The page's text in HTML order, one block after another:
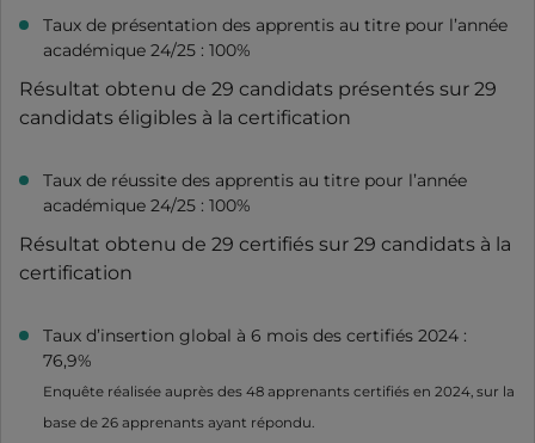
Taux de présentation des apprentis au titre pour l’année
académique 24/25 : 100%
Résultat obtenu de 29 candidats présentés sur 29
candidats éligibles à la certification
Taux de réussite des apprentis au titre pour l’année
académique 24/25 : 100%
Résultat obtenu de 29 certifiés sur 29 candidats à la
certification
Taux d’insertion global à 6 mois des certifiés 2024 :
76,9%
Enquête réalisée auprès des 48 apprenants certifiés en 2024, sur la
base de 26 apprenants ayant répondu.